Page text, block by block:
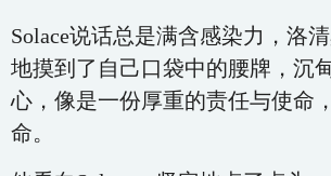
Solace说话总是满含感染力，洛
地摸到了自己口袋中的腰牌，沉
心，像是一份厚重的责任与使命
命。